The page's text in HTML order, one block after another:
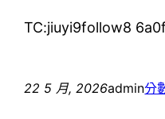
TC:jiuyi9follow8
22 5 月, 2026admin分